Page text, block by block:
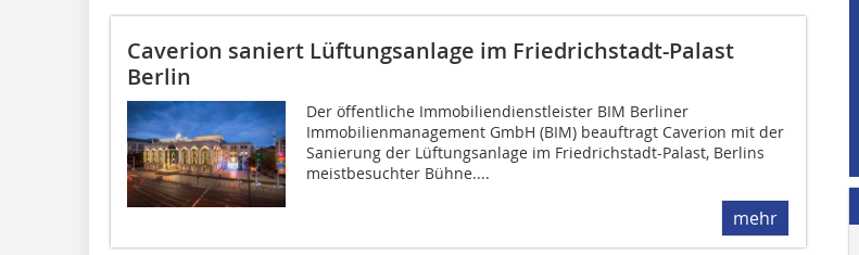
Caverion saniert Lüftungsanlage im Friedrichstadt-Palast
Berlin
Der öffentliche Immobiliendienstleister BIM Berliner
Immobilienmanagement GmbH (BIM) beauftragt Caverion mit der
Sanierung der Lüftungsanlage im Friedrichstadt-Palast, Berlins
meistbesuchter Bühne....
mehr